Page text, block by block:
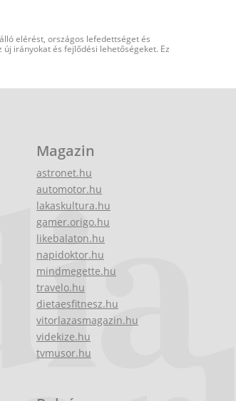
elérést, országos lefedettséget és
irányokat és fejlődési lehetőségeket. Ez
Magazin
astronet.hu
automotor.hu
lakaskultura.hu
gamer.origo.hu
likebalaton.hu
napidoktor.hu
mindmegette.hu
travelo.hu
dietaesfitnesz.hu
vitorlazasmagazin.hu
videkize.hu
tvmusor.hu